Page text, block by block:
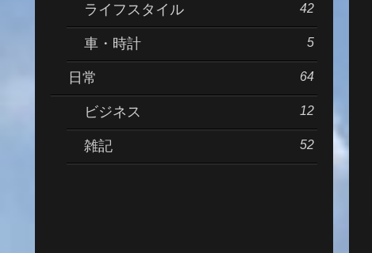
ライフスタイル 42
車・時計 5
日常 64
ビジネス 12
雑記 52